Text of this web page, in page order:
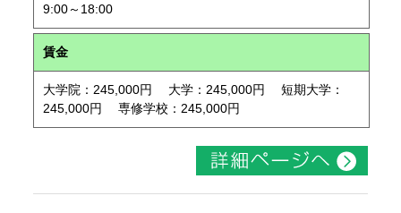
9:00～18:00
賃金
大学院：245,000円 大学：245,000円 短期大学：
245,000円 専修学校：245,000円